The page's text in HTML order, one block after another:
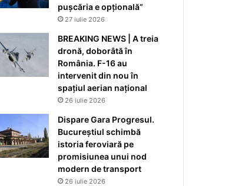
pușcăria e opțională”
27 iulie 2026
BREAKING NEWS | A treia
dronă, doborâtă în
România. F-16 au
intervenit din nou în
spațiul aerian național
26 iulie 2026
Dispare Gara Progresul.
Bucureștiul schimbă
istoria feroviară pe
promisiunea unui nod
modern de transport
26 iulie 2026